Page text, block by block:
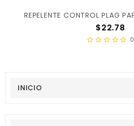
INICIO
Precio
$22.78
0